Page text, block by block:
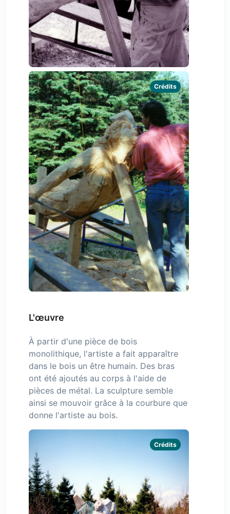
Crédits
L'œuvre
À partir d'une pièce de bois
monolithique, l'artiste a fait apparaître
dans le bois un être humain. Des bras
ont été ajoutés au corps à l'aide de
pièces de métal. La sculpture semble
ainsi se mouvoir grâce à la courbure que
donne l'artiste au bois.
Crédits